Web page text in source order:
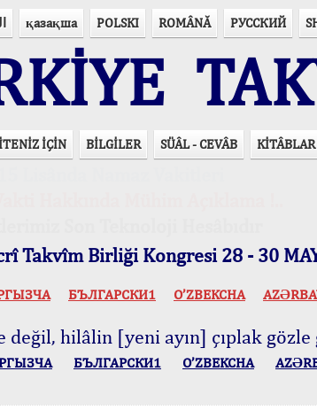
қазақша POLSKI ROMÂNĂ РУССКИЙ
İÇİN BİLGİLER SÜÂL - CEVÂB KİTÂBLAR
Takvîm Birliği Kongresi 28 - 30
БЪЛГАРСКИ1 O’ZBEKCHA
değil, hilâlin [yeni ayın] çıplak
БЪЛГАРСКИ1 O’ZBEKCHA